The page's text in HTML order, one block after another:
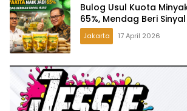
Bulog Usul Kuota
65%, Mendag Beri
Jakarta 17 April 2026